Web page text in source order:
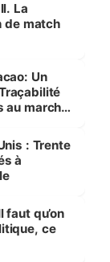
La
de match
Un
au marché
: Trente
à
faut qu’on
ce